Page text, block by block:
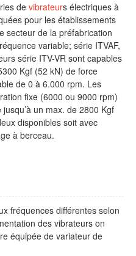
de vibrateurs électriques à
pour les établissements
secteur de la préfabrication
variable; série ITVAF,
série ITV-VR sont capables
Kgf (52 kN) de force
de 0 à 6.000 rpm. Les
fixe (6000 ou 9000 rpm)
un max. de 2800 Kgf
disponibles soit avec
à berceau.
fréquences différentes selon
des vibrateurs on
équipée de variateur de